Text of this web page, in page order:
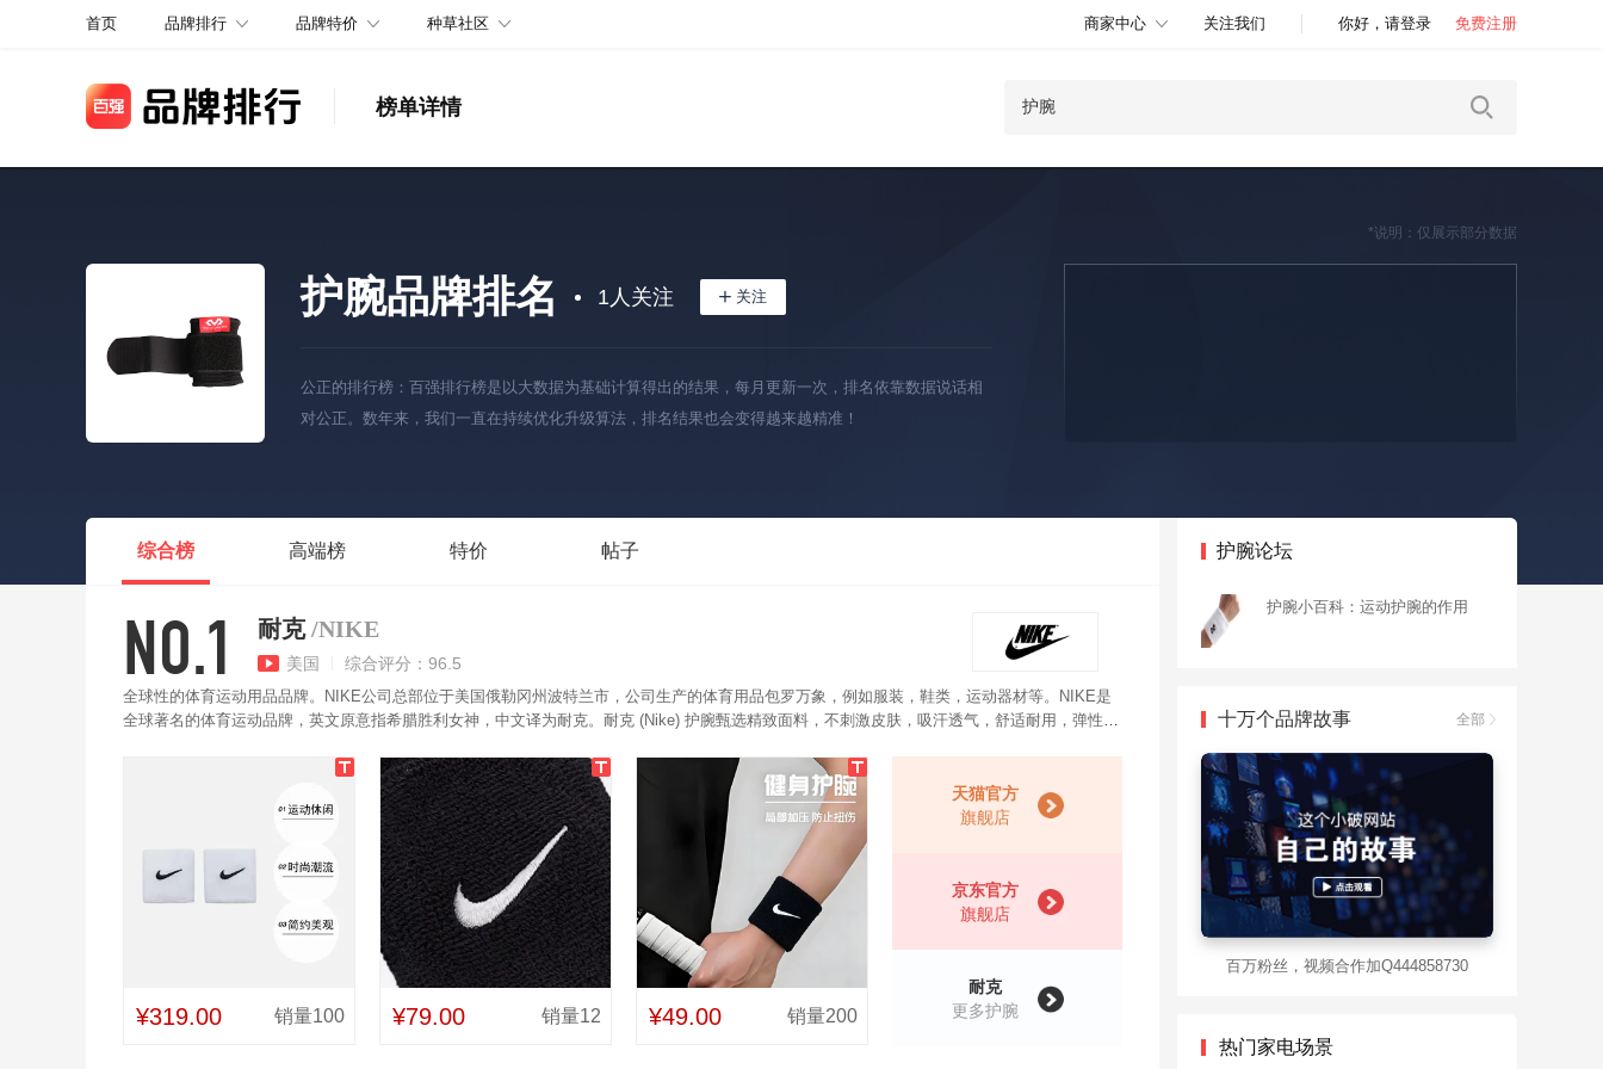
首页 品牌排行 品牌特价 种草社区 商家中心 关注我们 你好，请登录 免费注册
榜单详情
护腕品牌排名 1人关注
公正的排行榜：百强排行榜是以大数据为基础计算得出的结果，每月更新一次，排名依靠数据说话相
对公正。数年来，我们一直在持续优化升级算法，排名结果也会变得越来越精准！
*说明：仅展示部分数据
综合榜 高端榜 特价 帖子
NO.1 耐克 /NIKE
美国 综合评分：96.5
全球性的体育运动用品品牌。NIKE公司总部位于美国俄勒冈州波特兰市，公司生产的体育用品包罗万象，例如服装，鞋类，运动器材等。NIKE是
全球著名的体育运动品牌，英文原意指希腊胜利女神，中文译为耐克。耐克 (Nike) 护腕甄选精致面料，不刺激皮肤，吸汗透气，舒适耐用，弹性
¥319.00 销量100 ¥79.00 销量12 ¥49.00 销量200
天猫官方
旗舰店
京东官方
旗舰店
耐克
更多护腕
护腕论坛
护腕小百科：运动护腕的作用
十万个品牌故事 全部
百万粉丝，视频合作加Q444858730
热门家电场景